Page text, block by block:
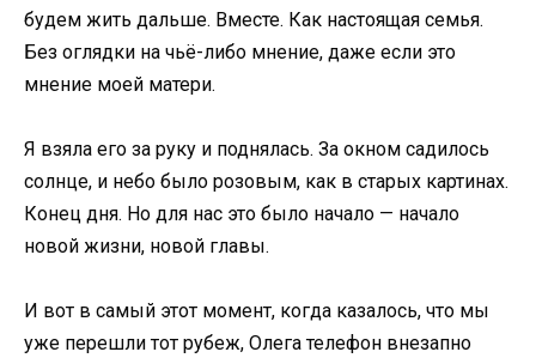
будем жить дальше. Вместе. Как настоящая семья.
Без оглядки на чьё-либо мнение, даже если это
мнение моей матери.
Я взяла его за руку и поднялась. За окном садилось
солнце, и небо было розовым, как в старых картинах.
Конец дня. Но для нас это было начало — начало
новой жизни, новой главы.
И вот в самый этот момент, когда казалось, что мы
уже перешли тот рубеж, Олега телефон внезапно